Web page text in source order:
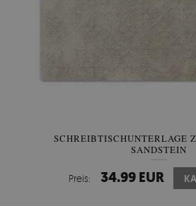
SCHREIBTISCHUNTERLAGE
SANDSTEIN
Preis: 34.99 EUR